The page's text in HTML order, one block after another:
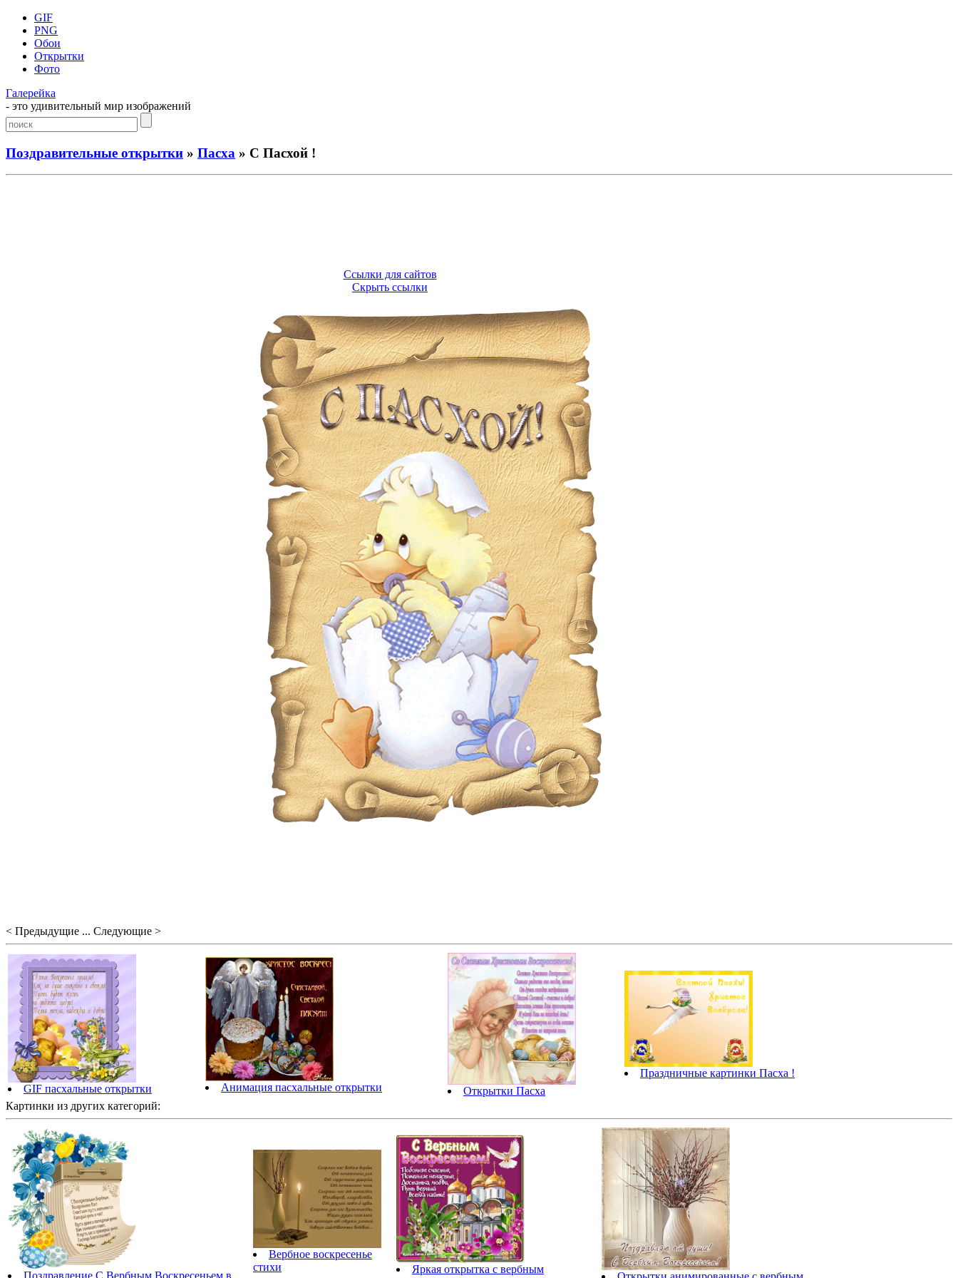
GIF
PNG
Обои
Открытки
Фото
Галерейка
- это удивительный мир изображений
Поздравительные открытки » Пасха » С Пасхой !
Ссылки для сайтов
Скрыть ссылки
< Предыдущие ... Следующие >
GIF пасхальные открытки Анимация пасхальные открытки Открытки Пасха
Праздничные картинки Пасха !
Картинки из других категорий:
Поздравление С Вербным Воскресеньем в
Вербное воскресенье
стихи
Яркая открытка с вербным